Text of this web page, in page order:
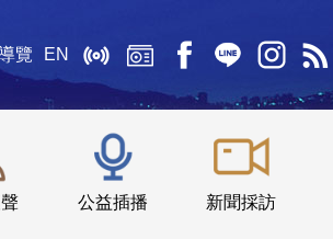
覽 EN
公益插播 新聞採訪